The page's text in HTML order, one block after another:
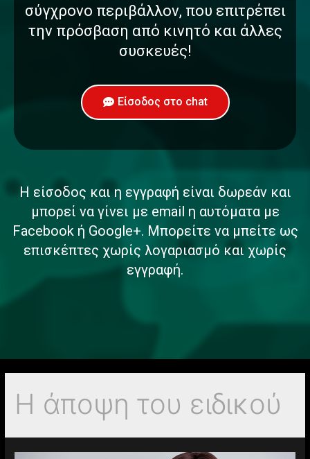
διαδικτύου, με web radio και
σύγχρονο περιβάλλον, που επιτρέπει
την πρόσβαση από κινητό και άλλες
Είσοδος στο chat
Η είσοδος και η εγγραφή είναι δωρεάν και
μπορεί να γίνει με email η αυτόματα με
Facebook ή Google+. Μπορείτε να μπείτε ως
επισκέπτες χωρίς λογαριασμό και χωρίς
Η άποψη του ειδικού